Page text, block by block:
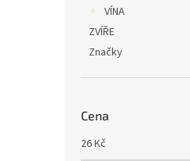
VÍNA
ZVÍŘE
Značky
Cena
26Kč